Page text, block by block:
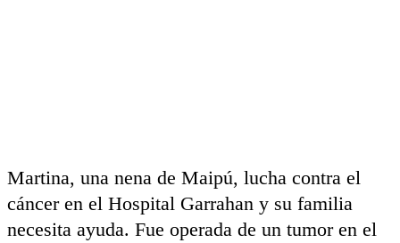
Martina, una nena de Maipú, lucha contra el
cáncer en el Hospital Garrahan y su familia
necesita ayuda. Fue operada de un tumor en el